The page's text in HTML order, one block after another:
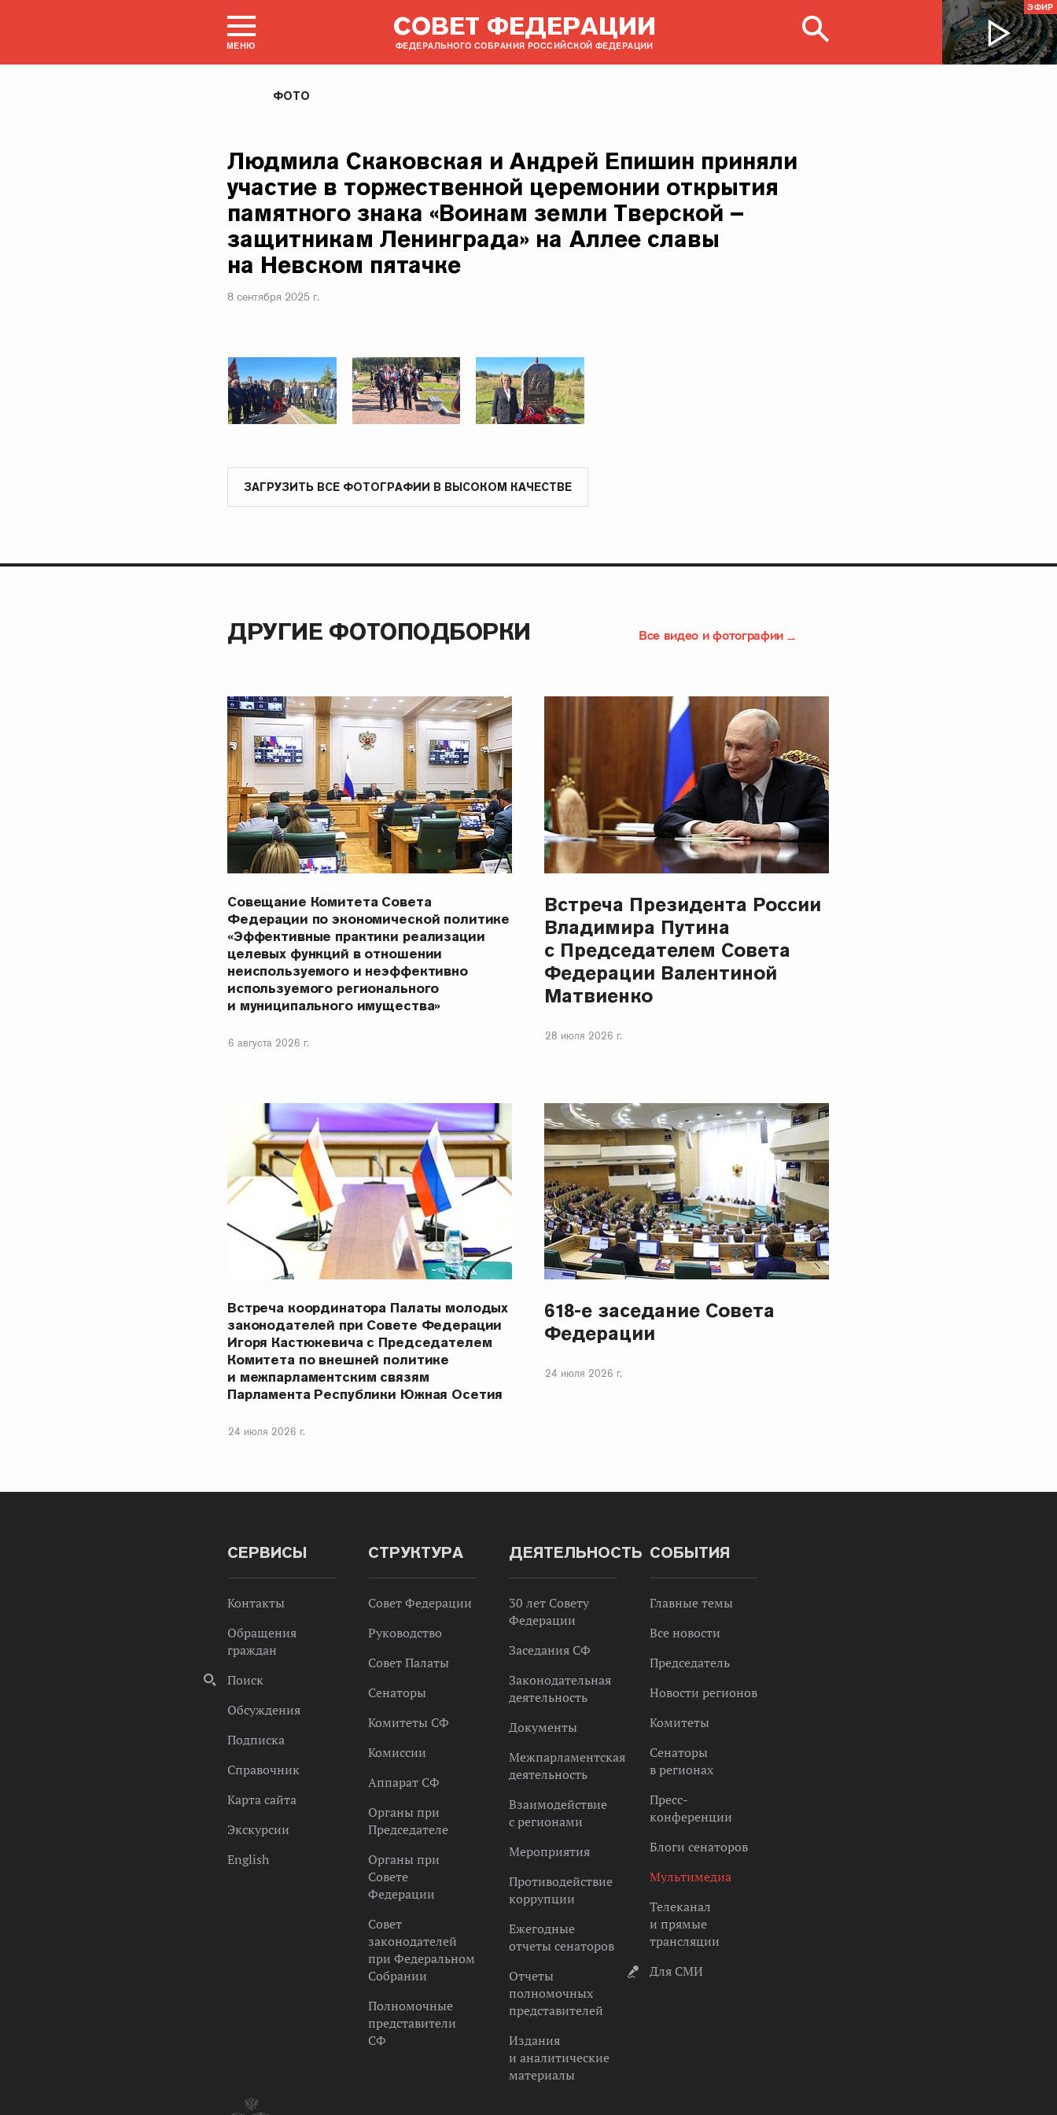
МЕНЮ
СОВЕТ ФЕДЕРАЦИИ
ФЕДЕРАЛЬНОГО СОБРАНИЯ РОССИЙСКОЙ ФЕДЕРАЦИИ
ЭФИР
ФОТО
Людмила Скаковская и Андрей Епишин приняли
участие в торжественной церемонии открытия
памятного знака «Воинам земли Тверской –
защитникам Ленинграда» на Аллее славы
на Невском пятачке
8 сентября 2025 г.
ЗАГРУЗИТЬ ВСЕ ФОТОГРАФИИ В ВЫСОКОМ КАЧЕСТВЕ
ДРУГИЕ ФОТОПОДБОРКИ Все видео и фотографии
Совещание Комитета Совета
Федерации по экономической политике
«Эффективные практики реализации
целевых функций в отношении
неиспользуемого и неэффективно
используемого регионального
и муниципального имущества»
6 августа 2026 г.
Встреча Президента России
Владимира Путина
с Председателем Совета
Федерации Валентиной
Матвиенко
28 июля 2026 г.
Встреча координатора Палаты молодых
законодателей при Совете Федерации
Игоря Кастюкевича с Председателем
Комитета по внешней политике
и межпарламентским связям
Парламента Республики Южная Осетия
24 июля 2026 г.
618-е заседание Совета
Федерации
24 июля 2026 г.
СЕРВИСЫ
Контакты
Обращения
граждан
Поиск
Обсуждения
Подписка
Справочник
Карта сайта
Экскурсии
English
СТРУКТУРА
Совет Федерации
Руководство
Совет Палаты
Сенаторы
Комитеты СФ
Комиссии
Аппарат СФ
Органы при
Председателе
Органы при
Совете
Федерации
Совет
законодателей
при Федеральном
Собрании
Полномочные
представители
СФ
ДЕЯТЕЛЬНОСТЬ
30 лет Совету
Федерации
Заседания СФ
Законодательная
деятельность
Документы
Межпарламентская
деятельность
Взаимодействие
с регионами
Мероприятия
Противодействие
коррупции
Ежегодные
отчеты сенаторов
Отчеты
полномочных
представителей
Издания
и аналитические
материалы
СОБЫТИЯ
Главные темы
Все новости
Председатель
Новости регионов
Комитеты
Сенаторы
в регионах
Пресс-
конференции
Блоги сенаторов
Мультимедиа
Телеканал
и прямые
трансляции
Для СМИ